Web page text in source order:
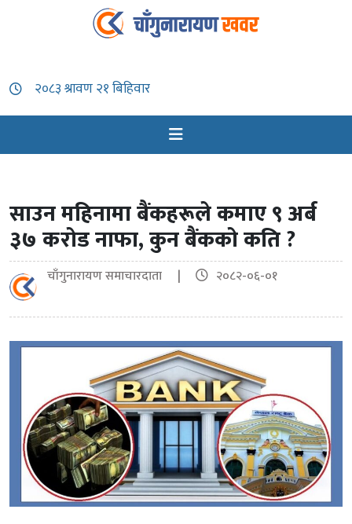
साउन महिनामा बैंकहरूले कमाए ९ अर्ब
३७ करोड नाफा, कुन बैंकको कति ?
चाँगुनारायण समाचारदाता | २०८२-०६-०१